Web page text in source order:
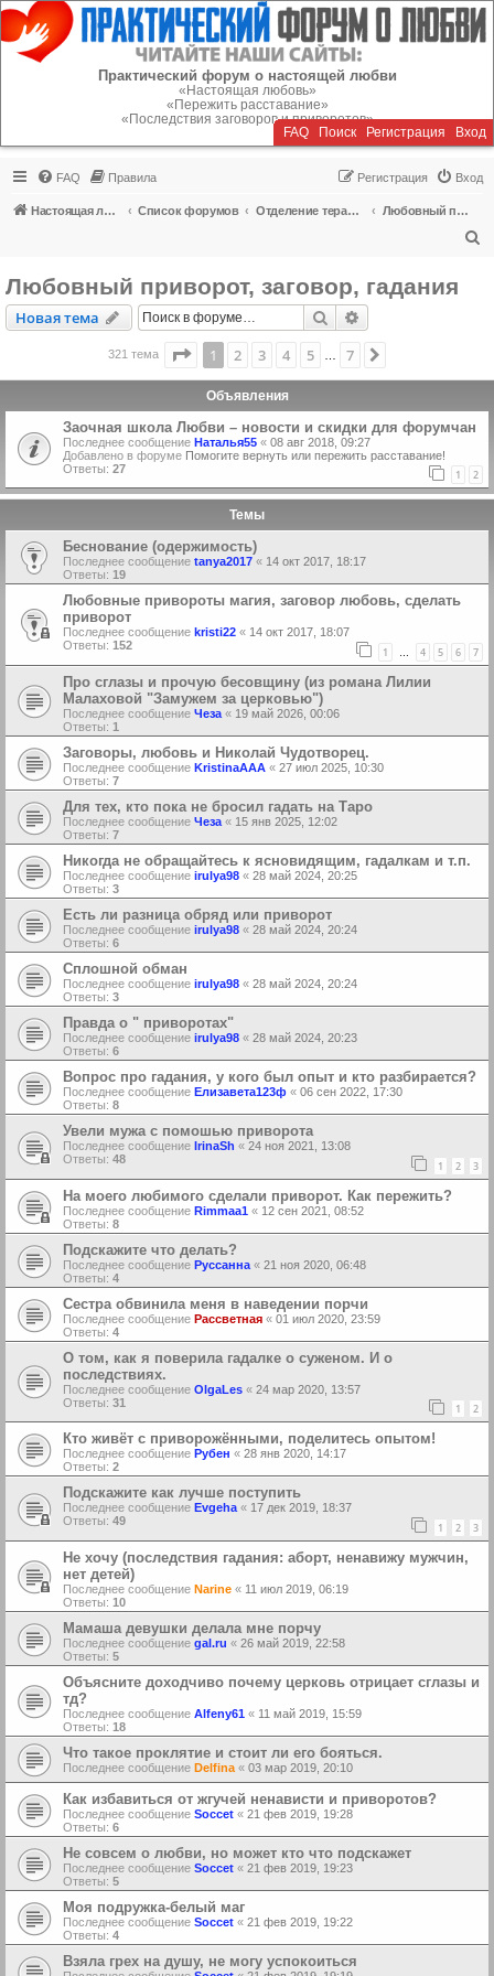
Регистрация
Практический форум о настоящей любви
«Настоящая любовь»
«Пережить расставание»
«Последствия заговоров и приворотов»
FAQ Поиск Регистрация Вход
FAQ Правила Вход
Регистрация
Настоящая любовь Список форумов Отделение терапии
Любовный приворот, заговор, гадания
Любовный приворот, заговор, гадания
Новая тема
Новаятема Поиск
321 тема Страница из
1 2 3 4 5 7
Объявления
Заочная школа Любви – новости и скидки для форумчан
Последнее сообщение Наталья55 « 08 авг 2018, 09:27
Добавлено в форуме Помогите вернуть или пережить расставание!
Ответы: 27 1 2
Темы
Беснование (одержимость)
Последнее сообщение tanya2017 « 14 окт 2017, 18:17
Ответы: 19
Любовные привороты магия, заговор любовь, сделать
приворот
Последнее сообщение kristi22 « 14 окт 2017, 18:07
Ответы: 152 1 … 4 5 6 7
Про сглазы и прочую бесовщину (из романа Лилии
Малаховой "Замужем за церковью")
Последнее сообщение Чеза « 19 май 2026, 00:06
Ответы: 1
Заговоры, любовь и Николай Чудотворец.
Последнее сообщение KristinaAAA « 27 июл 2025, 10:30
Ответы: 7
Для тех, кто пока не бросил гадать на Таро
Последнее сообщение Чеза « 15 янв 2025, 12:02
Ответы: 7
Никогда не обращайтесь к ясновидящим, гадалкам и т.п.
Последнее сообщение irulya98 « 28 май 2024, 20:25
Ответы: 3
Есть ли разница обряд или приворот
Последнее сообщение irulya98 « 28 май 2024, 20:24
Ответы: 6
Сплошной обман
Последнее сообщение irulya98 « 28 май 2024, 20:24
Ответы: 3
Правда о " приворотах"
Последнее сообщение irulya98 « 28 май 2024, 20:23
Ответы: 6
Вопрос про гадания, у кого был опыт и кто разбирается?
Последнее сообщение Елизавета123ф « 06 сен 2022, 17:30
Ответы: 8
Увели мужа с помошью приворота
Последнее сообщение IrinaSh « 24 ноя 2021, 13:08
Ответы: 48 1 2 3
На моего любимого сделали приворот. Как пережить?
Последнее сообщение Rimmaa1 « 12 сен 2021, 08:52
Ответы: 8
Подскажите что делать?
Последнее сообщение Руссанна « 21 ноя 2020, 06:48
Ответы: 4
Сестра обвинила меня в наведении порчи
Последнее сообщение Рассветная « 01 июл 2020, 23:59
Ответы: 4
О том, как я поверила гадалке о суженом. И о
последствиях.
Последнее сообщение OlgaLes « 24 мар 2020, 13:57
Ответы: 31 1 2
Кто живёт с приворожёнными, поделитесь опытом!
Последнее сообщение Рубен « 28 янв 2020, 14:17
Ответы: 2
Подскажите как лучше поступить
Последнее сообщение Еvgeha « 17 дек 2019, 18:37
Ответы: 49 1 2 3
Не хочу (последствия гадания: аборт, ненавижу мужчин,
нет детей)
Последнее сообщение Narine « 11 июл 2019, 06:19
Ответы: 10
Мамаша девушки делала мне порчу
Последнее сообщение gal.ru « 26 май 2019, 22:58
Ответы: 5
Объясните доходчиво почему церковь отрицает сглазы и
тд?
Последнее сообщение Alfeny61 « 11 май 2019, 15:59
Ответы: 18
Что такое проклятие и стоит ли его бояться.
Последнее сообщение Delfina « 03 мар 2019, 20:10
Как избавиться от жгучей ненависти и приворотов?
Последнее сообщение Soccet « 21 фев 2019, 19:28
Ответы: 6
Не совсем о любви, но может кто что подскажет
Последнее сообщение Soccet « 21 фев 2019, 19:23
Ответы: 5
Моя подружка-белый маг
Последнее сообщение Soccet « 21 фев 2019, 19:22
Ответы: 4
Взяла грех на душу, не могу успокоиться